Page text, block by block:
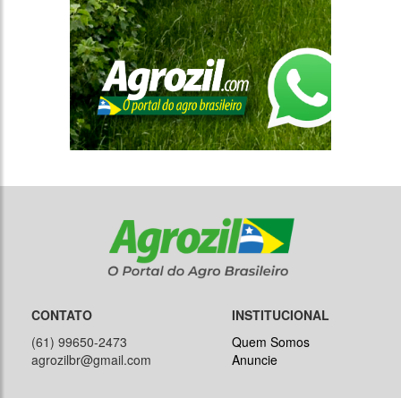
CONTATO
(61) 99650-2473
agrozilbr@gmail.com
INSTITUCIONAL
Quem Somos
Anuncie